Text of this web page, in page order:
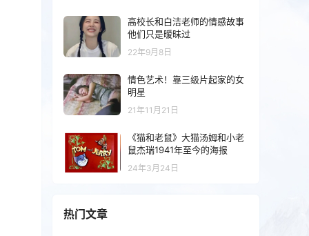
高校长和白洁老师的情感故事
他们只是暧昧过
22年9月8日
情色艺术！靠三级片起家的女
明星
21年11月21日
《猫和老鼠》大猫汤姆和小老
鼠杰瑞1941年至今的海报
24年3月24日
热门文章